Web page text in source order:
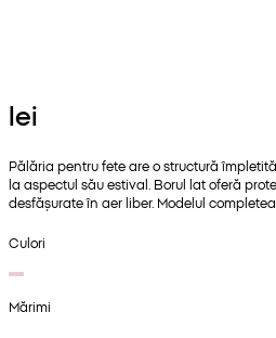
lei
Pălăria pentru fete are o structură
la aspectul său estival. Borul lat oferă
desfășurate în aer liber. Modelul
Culori
Mărimi